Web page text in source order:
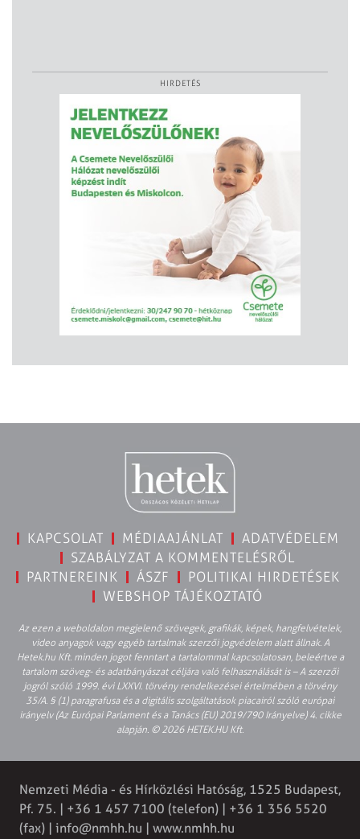
HIRDETÉS
KAPCSOLAT MÉDIAAJÁNLAT
ADATVÉDELEM
SZABÁLYZAT A KOMMENTELÉSRŐL
PARTNEREINK
ÁSZF
POLITIKAI HIRDETÉSEK
WEBSHOP TÁJÉKOZTATÓ
Az ezen a weboldalon megjelenő szövegek, grafikák, képek, hangfelvételek,
video anyagok vagy egyéb tartalmak szerzői jogvédelem alatt állnak. A
Hetek.hu Kft. minden jogot fenntart a tartalommal kapcsolatosan, beleértve a
tartalom szöveg- és adatbányászat céljára való felhasználását is – A szerzői
jogról szóló 1999. évi LXXVI. törvény rendelkezései értelmében a törvény
35/A. § (1) paragrafusa és a digitális szolgáltatások piacairól szóló európai
irányelv (Az Európai Parlament és a Tanács (EU) 2019/790 Irányelve) 4. cikke
alapján. © 2026 HETEK.HU Kft.
Nemzeti Média - és Hírközlési Hatóság, 1525 Budapest,
Pf. 75. | +36 1 457 7100 (telefon) | +36 1 356 5520
(fax) | info@nmhh.hu | www.nmhh.hu